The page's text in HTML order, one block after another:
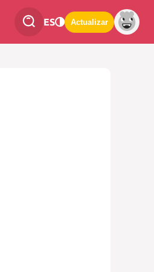
ES Actualizar